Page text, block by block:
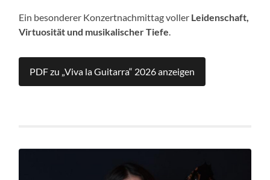
Ein besonderer Konzertnachmittag voller Leidenschaft,
Virtuosität und musikalischer Tiefe
PDF zu „Viva la Guitarra“ 2026 anzeigen